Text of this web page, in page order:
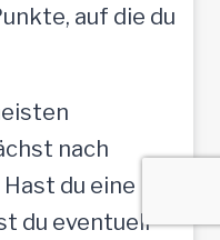
auf die du
nach
du eine
du eventuell